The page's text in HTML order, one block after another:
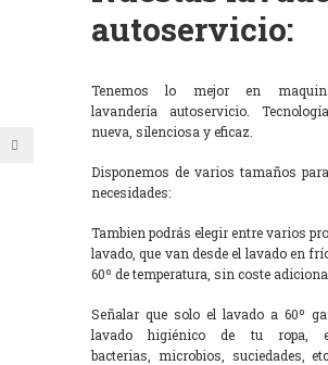
autoservicio:
Tenemos lo mejor en
lavandería autoservicio.
nueva, silenciosa y eficaz.
Disponemos de varios tamaños
necesidades:
Tambien podrás elegir entre varios
lavado, que van desde el lavado en
60º de temperatura, sin coste
Señalar que solo el lavado a 60º
lavado higiénico de tu ropa,
bacterias, microbios, suciedades,